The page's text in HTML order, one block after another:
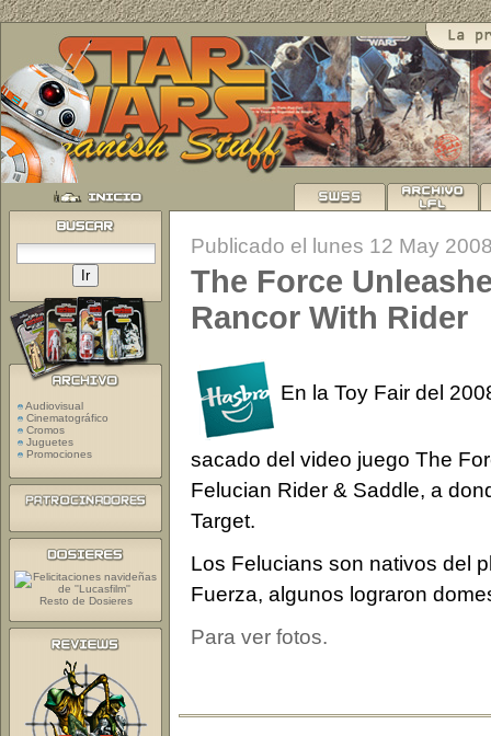
Publicado el lunes 12 May
The Force
Rancor With Rider
En la Toy Fair del
sacado del video juego The
Felucian Rider & Saddle, a
Target.
Los Felucians son nativos del
Fuerza, algunos lograron
Para ver fotos.
Audiovisual
Cinematográfico
Cromos
Juguetes
Promociones
Resto de Dosieres